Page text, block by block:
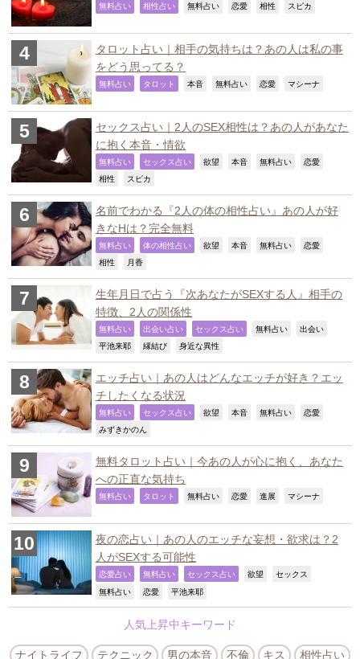
無料占い 相性占い 無料占い 恋愛 相性 スピカ
タロット占い｜相手の気持ちは？あの人は私の事
をどう思ってる？
無料占い タロット 本音 無料占い 恋愛 マシーナ
セックス占い｜2人のSEX相性は？あの人があなた
に抱く本音・情欲
無料占い セックス占い 欲望 本音 無料占い 恋愛
相性 スピカ
名前でわかる『2人の体の相性占い』あの人が好
きなHは？完全無料
無料占い 体の相性占い 欲望 本音 無料占い 恋愛
相性 月香
生年月日で占う『次あなたがSEXする人』相手の
特徴、2人の関係性
無料占い 出会い占い セックス占い 無料占い 出会い
平池来耶 縁結び 身近な異性
エッチ占い｜あの人はどんなエッチが好き？エッ
チしたくなる状況
無料占い セックス占い 欲望 本音 無料占い 恋愛
みずきかのん
無料タロット占い｜今あの人が心に抱く、あなた
への正直な気持ち
無料占い タロット 無料占い 恋愛 進展 マシーナ
夜の恋占い｜あの人のエッチな妄想・欲求は？2
人がSEXする可能性
恋愛占い 無料占い セックス占い 欲望 セックス
無料占い 恋愛 平池来耶
人気上昇中キーワード
ナイトライフ テクニック 男の本音 不倫 キス 相性占い